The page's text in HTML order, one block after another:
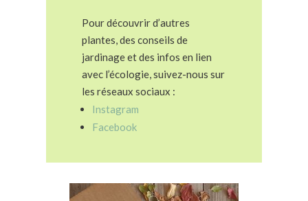
Pour découvrir d’autres
plantes, des conseils de
jardinage et des infos en lien
avec l’écologie, suivez-nous sur
les réseaux sociaux :
Instagram
Facebook